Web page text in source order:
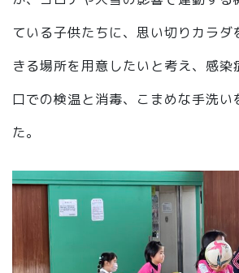
ている子供たちに、思い切りカラダ
きる場所を用意したいと考え、感染
口での検温と消毒、こまめな手洗い
た。